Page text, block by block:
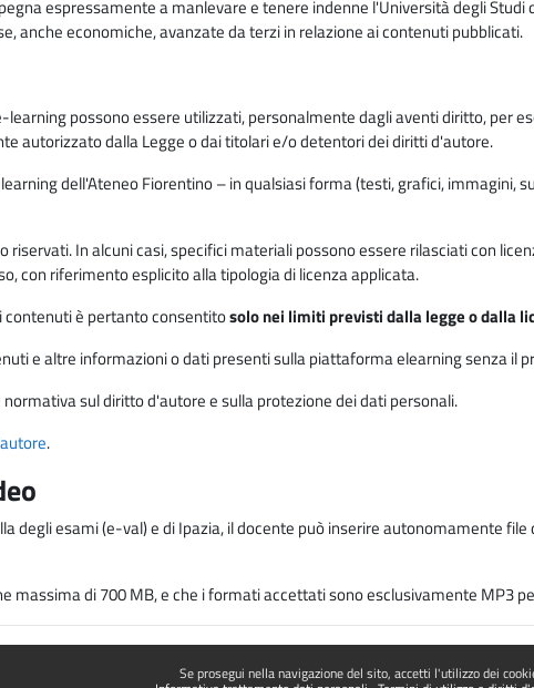
Se prosegui nella navigazione del sito, accetti l'utilizzo dei
espressamente a manlevare e tenere indenne l'Università degli
anche economiche, avanzate da terzi in relazione ai contenuti pubblicati.
possono essere utilizzati, personalmente dagli aventi diritto, per
autorizzato dalla Legge o dai titolari e/o detentori dei diritti d'autore.
dell'Ateneo Fiorentino – in qualsiasi forma (testi, grafici, immagini,
In alcuni casi, specifici materiali possono essere rilasciati con
con riferimento esplicito alla tipologia di licenza applicata.
contenuti è pertanto consentitosolo nei limiti previsti dalla legge o dalla
e altre informazioni o dati presenti sulla piattaforma elearning senza il
sul diritto d'autore e sulla protezione dei dati personali.
.
degli esami (e-val) e di Ipazia, il docente può inserire autonomamente
massima di 700 MB, e che i formati accettati sono esclusivamente MP3